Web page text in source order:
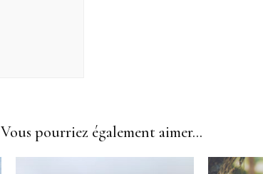
Vous pourriez également aimer...